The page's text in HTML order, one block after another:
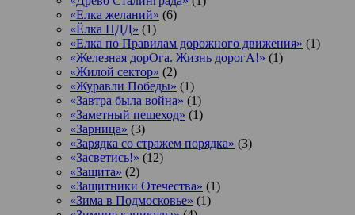
«Елка желаний» (6)
«Ёлка ПДД» (1)
«Елка по Правилам дорожного движения» (1)
«Железная дорОга. Жизнь дорогА!» (1)
«Жилой сектор» (2)
«Журавли Победы» (1)
«Завтра была война» (1)
«Заметный пешеход» (1)
«Зарница» (3)
«Зарядка со стражем порядка» (3)
«Засветись!» (12)
«Защита» (2)
«Защитники Отечества» (1)
«Зима в Подмосковье» (1)